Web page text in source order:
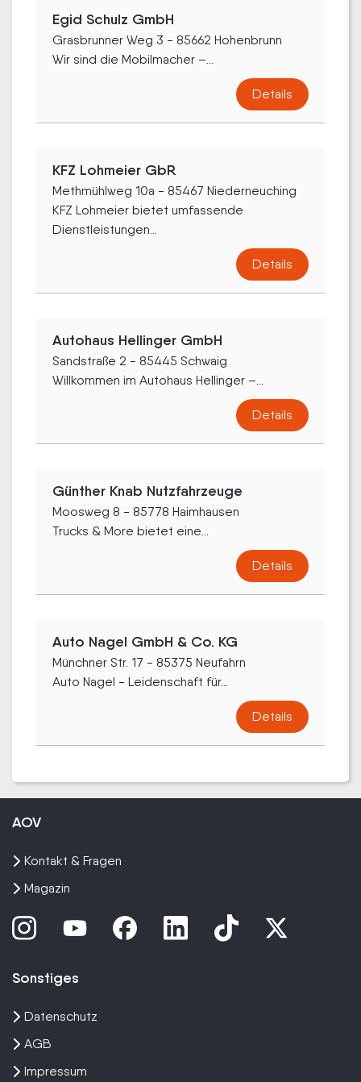
Egid Schulz GmbH
Grasbrunner Weg 3 - 85662 Hohenbrunn
Wir sind die Mobilmacher –...
Details
KFZ Lohmeier GbR
Methmühlweg 10a - 85467 Niederneuching
KFZ Lohmeier bietet umfassende
Dienstleistungen...
Details
Autohaus Hellinger GmbH
Sandstraße 2 - 85445 Schwaig
Willkommen im Autohaus Hellinger –...
Details
Günther Knab Nutzfahrzeuge
Moosweg 8 - 85778 Haimhausen
Trucks & More bietet eine...
Details
Auto Nagel GmbH & Co. KG
Münchner Str. 17 - 85375 Neufahrn
Auto Nagel - Leidenschaft für...
Details
AOV
Kontakt & Fragen
Magazin
Sonstiges
Datenschutz
AGB
Impressum